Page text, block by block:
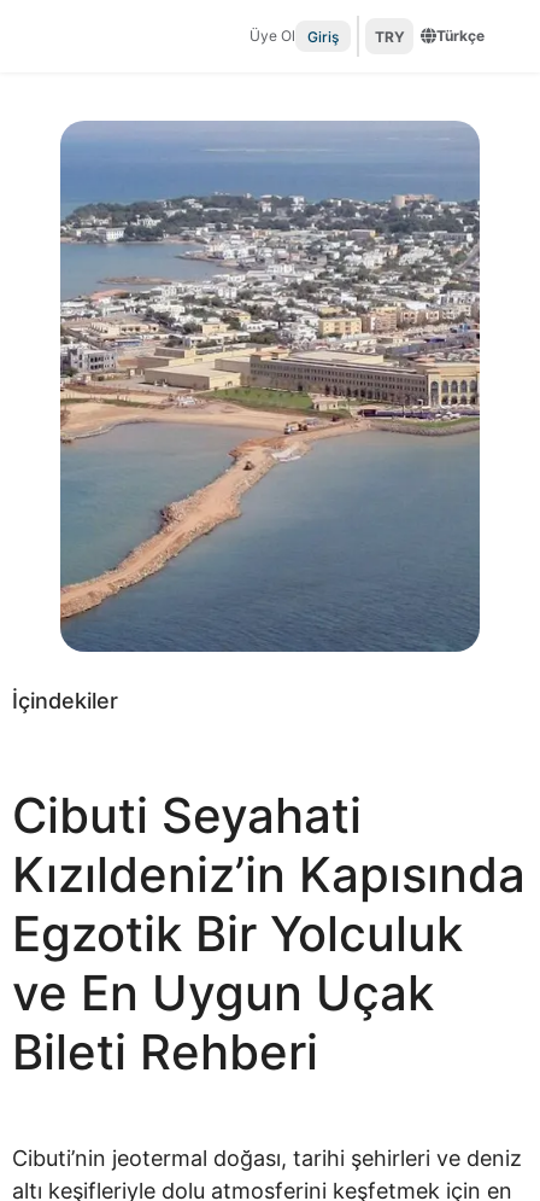
Üye Ol Giriş TRY Türkçe
İçindekiler
Cibuti Seyahati
Kızıldeniz’in Kapısında
Egzotik Bir Yolculuk
ve En Uygun Uçak
Bileti Rehberi
Cibuti’nin jeotermal doğası, tarihi şehirleri ve deniz
altı keşifleriyle dolu atmosferini keşfetmek için en